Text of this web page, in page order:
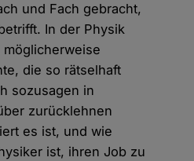
und Fach gebracht,
In der Physik
die so rätselhaft
sozusagen in
zurücklehnen
es ist, und wie
ist, ihren Job zu